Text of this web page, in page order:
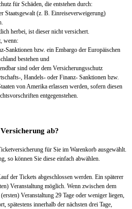
für Schäden, die entstehen durch:
Staatsgewalt (z. B. Einreiseverweigerung)
herbei, ist dieser nicht versichert.
wenn:
bzw. ein Embargo der Europäischen
bestehen und
sind oder dem Versicherungsschutz
, Handels- oder Finanz- Sanktionen bzw.
von Amerika erlassen werden, sofern diesen
entgegenstehen.
ab?
für Sie im Warenkorb ausgewählt.
so können Sie diese einfach abwählen.
der Tickets abgeschlossen werden. Ein späterer
Veranstaltung möglich. Wenn zwischen dem
Veranstaltung 29 Tage oder weniger liegen,
spätestens innerhalb der nächsten drei Tage,